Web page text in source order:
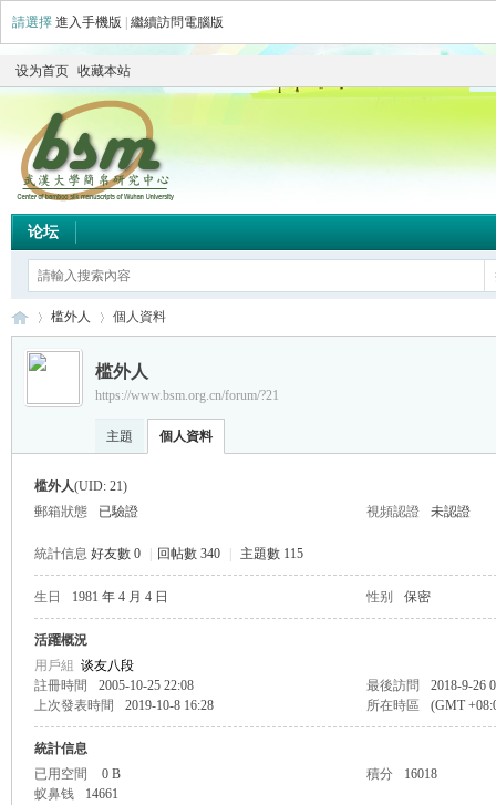
請選擇 進入手機版 繼續訪問電腦版
设为首页 收藏本站
论坛
›
槛外人 個人資料
槛外人
https://www.bsm.org.cn/forum/?21
主題 個人資料
槛外人(UID: 21)
郵箱狀態
已驗證 視頻認證 未認證
統計信息 好友數 0 回帖數 340 主題數 115
生日 1981 年 4 月 4 日 性别 保密
活躍概況
用戶組 谈友八段
註冊時間
2005-10-25 22:08 最後訪問
2018-9-26
上次發表時間
2019-10-8 16:28 所在時區 (GMT
統計信息
已用空間
0 B 積分
16018
蚁鼻钱
14661